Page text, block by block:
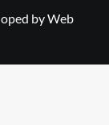
byWeb